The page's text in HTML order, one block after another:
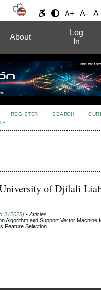
A+ A- A
About
Log
In
REGISTER SEARCH
of Djilali
3 (2025) - Articles
Algorithm and Support Vector Machine
Feature Selection